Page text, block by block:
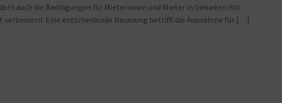
auch die Bedingungen für Mieterinnen und Mieter in Gebieten mit
Eine entscheidende Neuerung betrifft die Ausnahme für […]